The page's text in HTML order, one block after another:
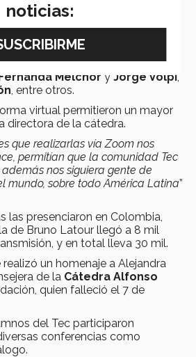
de este año de la
diálogos con los escritores
Melchor y Jorge Volpi
, entre otros.
virtual permitieron un mayor
directora de la cátedra.
que realizarlas vía Zoom nos
permitían que la comunidad Tec
nos siguiera gente de
mundo, sobre todo América Latina”
las presenciaron en Colombia,
de Bruno Latour llegó a 8 mil
y en total lleva 30 mil.
un homenaje a Alejandra
de la Cátedra Alfonso
quien falleció el 7 de
del Tec participaron
conferencias como
noticias: